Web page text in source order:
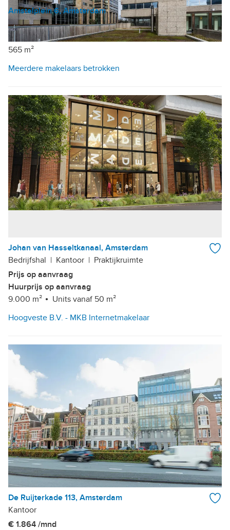
Amstelplein 6, Amsterdam
Kantoor
€ 7.062 /mnd
565 m²
Meerdere makelaars betrokken
Johan van Hasseltkanaal, Amsterdam
Bedrijfshal | Kantoor | Praktijkruimte
Prijs op aanvraag
Huurprijs op aanvraag
9.000 m²
Units vanaf 50 m²
Hoogveste B.V. - MKB Internetmakelaar
De Ruijterkade 113, Amsterdam
Kantoor
€ 1.864 /mnd